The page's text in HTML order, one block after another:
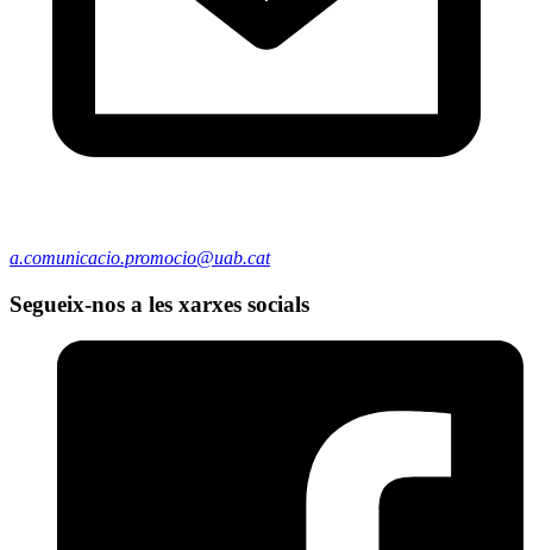
a.comunicacio.promocio@uab.cat
Segueix-nos a les xarxes socials